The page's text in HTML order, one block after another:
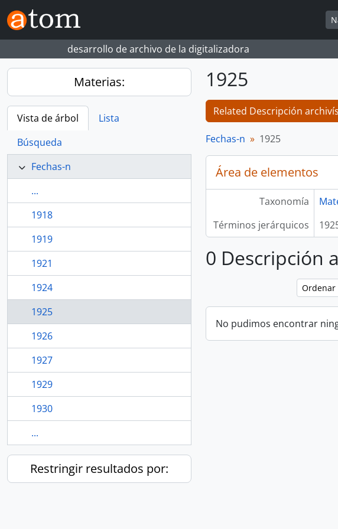
Skip to main content
desarrollo de archivo de la digitalizadora
Materias:
Vista de árbol
Lista
Búsqueda
Fechas-n
...
1918
1919
1921
1924
1925
1926
1927
1929
1930
...
Restringir resultados por:
1925
Related Descripción
Fechas-n 1925
Área de elementos
Taxonomía
Términos jerárquicos
0 Descripción
Ordenar
No pudimos encontrar